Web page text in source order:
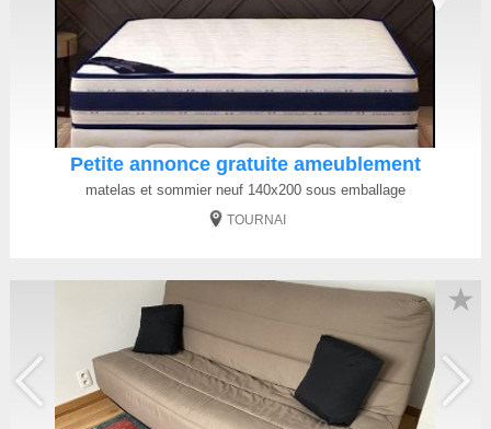
Petite annonce gratuite ameublement
matelas et sommier neuf 140x200 sous emballage
TOURNAI
★